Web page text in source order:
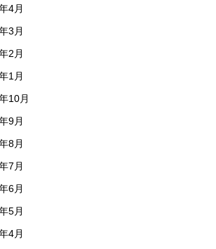
4月
3月
2月
1月
10月
9月
8月
7月
6月
5月
4月